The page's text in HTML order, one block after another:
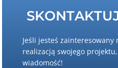
Jeśli jesteś zainteresowany
realizacją swojego
wiadomość!